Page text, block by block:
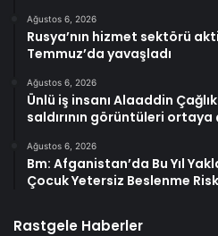
Ağustos 6, 2026
Rusya’nın hizmet sektörü
Temmuz’da yavaşladı
Ağustos 6, 2026
Ünlü iş insanı Alaaddin
saldırının görüntüleri ortaya
Ağustos 6, 2026
Bm: Afganistan’da Bu Yıl
Çocuk Yetersiz Beslenme
Rastgele Haberler